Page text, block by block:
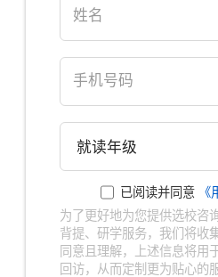
已阅读并同意
《
为了更好地为您提供选校咨
背提、研学服务，我们将收
同意且理解，上述信息将用
回访，从而定制更为贴心的